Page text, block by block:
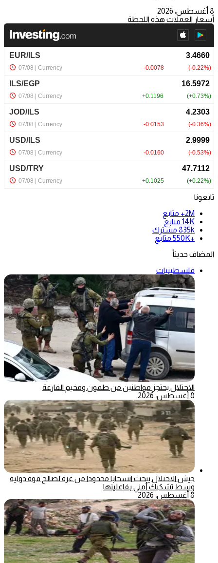
8 أغسطس، 2026
أسعار العملات هذه اللحظة
تابعونا
2M+
متابع
14K متابع
835k مشترك
+550K
متابع
المضاف حديثاً
فلسطينيات
الاحتلال يحتجز مواطنين من طمون ومخيم الفارعة
8 أغسطس، 2026
جيش الاحتلال يبحث انسحابا محدودا من غزة لصالح قوة دولية
وسط تشكيك أمني بفاعليتها
8 أغسطس، 2026